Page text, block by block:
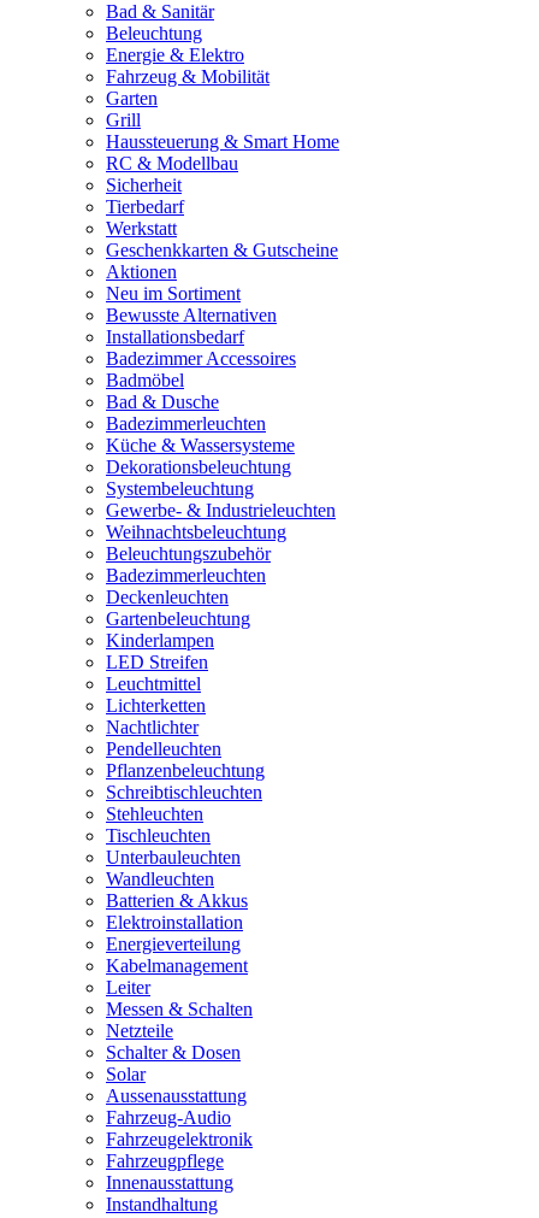
Bad & Sanitär
Beleuchtung
Energie & Elektro
Fahrzeug & Mobilität
Garten
Grill
Haussteuerung & Smart Home
RC & Modellbau
Sicherheit
Tierbedarf
Werkstatt
Geschenkkarten & Gutscheine
Aktionen
Neu im Sortiment
Bewusste Alternativen
Installationsbedarf
Badezimmer Accessoires
Badmöbel
Bad & Dusche
Badezimmerleuchten
Küche & Wassersysteme
Dekorationsbeleuchtung
Systembeleuchtung
Gewerbe- & Industrieleuchten
Weihnachtsbeleuchtung
Beleuchtungszubehör
Badezimmerleuchten
Deckenleuchten
Gartenbeleuchtung
Kinderlampen
LED Streifen
Leuchtmittel
Lichterketten
Nachtlichter
Pendelleuchten
Pflanzenbeleuchtung
Schreibtischleuchten
Stehleuchten
Tischleuchten
Unterbauleuchten
Wandleuchten
Batterien & Akkus
Elektroinstallation
Energieverteilung
Kabelmanagement
Leiter
Messen & Schalten
Netzteile
Schalter & Dosen
Solar
Aussenausstattung
Fahrzeug-Audio
Fahrzeugelektronik
Fahrzeugpflege
Innenausstattung
Instandhaltung